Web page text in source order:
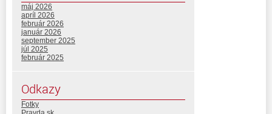
máj 2026
apríl 2026
február 2026
január 2026
september 2025
júl 2025
február 2025
Odkazy
Fotky